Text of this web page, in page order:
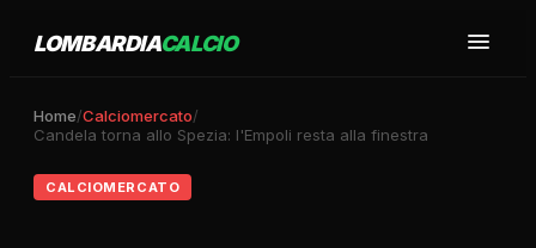
LOMBARDIACALCIO
Home/Calciomercato/
Candela torna allo Spezia: l'Empoli resta alla finestra
CALCIOMERCATO